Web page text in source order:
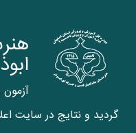
گردید و نتایج در سایت